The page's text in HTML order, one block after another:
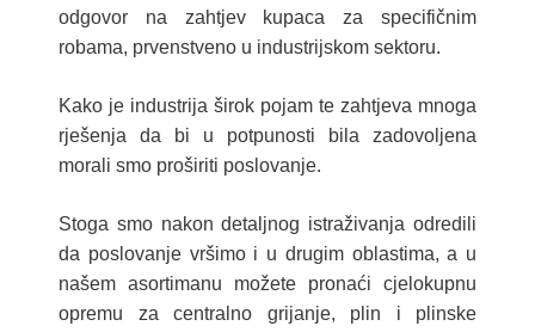
odgovor na zahtjev kupaca za specifičnim
robama, prvenstveno u industrijskom sektoru.
Kako je industrija širok pojam te zahtjeva mnoga
rješenja da bi u potpunosti bila zadovoljena
morali smo proširiti poslovanje.
Stoga smo nakon detaljnog istraživanja odredili
da poslovanje vršimo i u drugim oblastima, a u
našem asortimanu možete pronaći cjelokupnu
opremu za centralno grijanje, plin i plinske